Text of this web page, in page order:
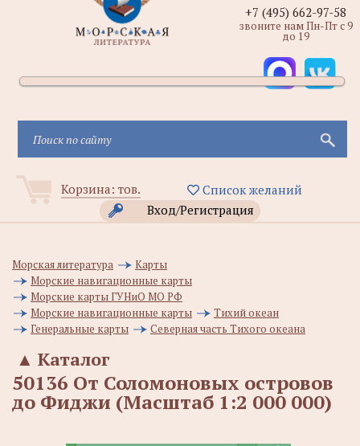
Корзина: тов.
Список желаний
Вход/Регистрация
+7 (495) 662-97-58
звоните нам Пн-Пт с 9
до 19
Морская литература
Карты
Морские навигационные карты
Морские карты ГУНиО МО РФ
Морские навигационные карты
Тихий океан
Генеральные карты
Северная часть Тихого океана
Каталог
▲
50136 От Соломоновых островов
до Фиджи (Масштаб 1:2 000 000)